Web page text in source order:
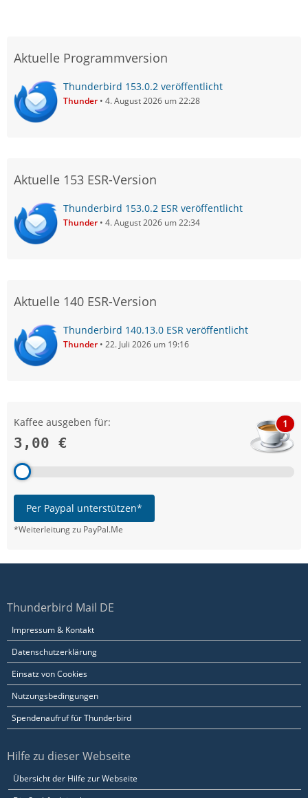
Aktuelle Programmversion
Thunderbird 153.0.2 veröffentlicht
Thunder 4. August 2026 um 22:28
Aktuelle 153 ESR-Version
Thunderbird 153.0.2 ESR veröffentlicht
Thunder 4. August 2026 um 22:34
Aktuelle 140 ESR-Version
Thunderbird 140.13.0 ESR veröffentlicht
Thunder 22. Juli 2026 um 19:16
Kaffee ausgeben für:
3,00 €
1
Per Paypal unterstützen*
*Weiterleitung zu PayPal.Me
Thunderbird Mail DE
Impressum & Kontakt
Datenschutzerklärung
Einsatz von Cookies
Nutzungsbedingungen
Spendenaufruf für Thunderbird
Hilfe zu dieser Webseite
Übersicht der Hilfe zur Webseite